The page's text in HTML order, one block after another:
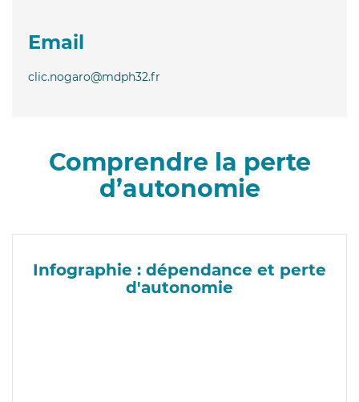
Email
clic.nogaro@mdph32.fr
Comprendre la perte
d’autonomie
Infographie : dépendance et perte
d'autonomie